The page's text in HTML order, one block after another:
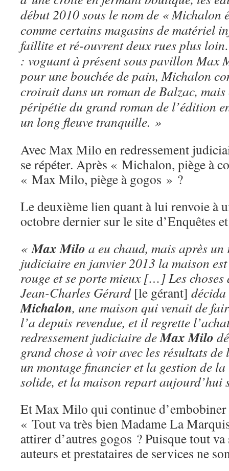
début 2010 sous le nom de « Michalon
comme certains magasins de matériel
faillite et ré-ouvrent deux rues plus
: voguant à présent sous pavillon Max
pour une bouchée de pain, Michalon
croirait dans un roman de Balzac, mais
péripétie du grand roman de l’édition
un long fleuve tranquille. »
Avec Max Milo en redressement
se répéter. Après « Michalon, piège à
« Max Milo, piège à gogos » ?
Le deuxième lien quant à lui renvoie à
octobre dernier sur le site d’Enquêtes
«Max Milo a eu chaud, mais après un
judiciaire en janvier 2013 la maison
rouge et se porte mieux […] Les
Jean-Charles Gérard [le gérant]
Michalon, une maison qui venait de
l’a depuis revendue, et il regrette
redressement judiciaire deMax Milo
grand chose à voir avec les résultats
un montage financier et la gestion de
solide, et la maison repart aujourd’hui
Et Max Milo qui continue d’embobiner
« Tout va très bien Madame La
attirer d’autres gogos ? Puisque tout
auteurs et prestataires de services ne